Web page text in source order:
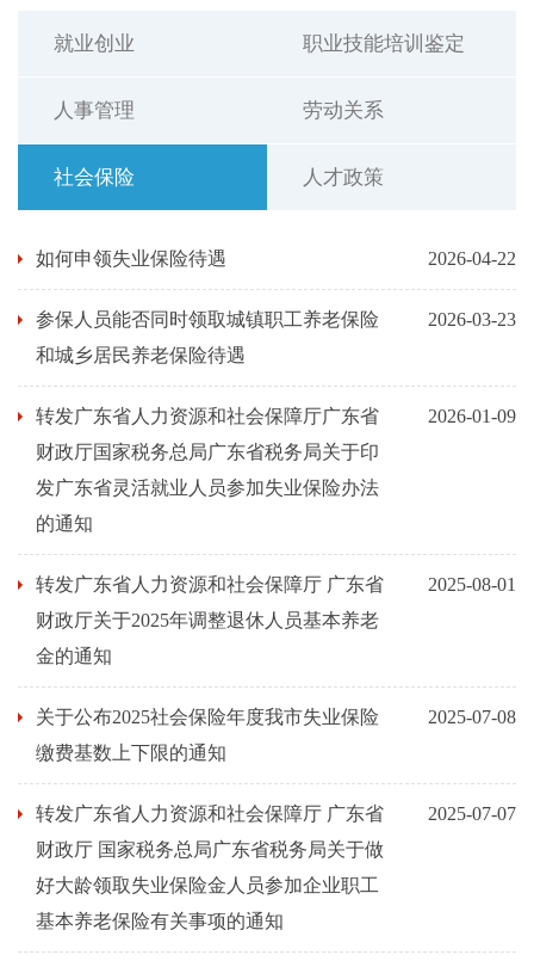
就业创业 职业技能培训鉴定
人事管理 劳动关系
社会保险 人才政策
如何申领失业保险待遇 2026-04-22
参保人员能否同时领取城镇职工养老保险
和城乡居民养老保险待遇
2026-03-23
转发广东省人力资源和社会保障厅广东省
财政厅国家税务总局广东省税务局关于印
发广东省灵活就业人员参加失业保险办法
的通知
2026-01-09
转发广东省人力资源和社会保障厅 广东省
财政厅关于2025年调整退休人员基本养老
金的通知
2025-08-01
关于公布2025社会保险年度我市失业保险
缴费基数上下限的通知
2025-07-08
转发广东省人力资源和社会保障厅 广东省
财政厅 国家税务总局广东省税务局关于做
好大龄领取失业保险金人员参加企业职工
基本养老保险有关事项的通知
2025-07-07